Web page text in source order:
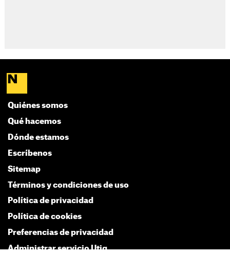
Quiénes somos
Qué hacemos
Dónde estamos
Escríbenos
Sitemap
Términos y condiciones de uso
Política de privacidad
Política de cookies
Preferencias de privacidad
Administrar servicio Utiq